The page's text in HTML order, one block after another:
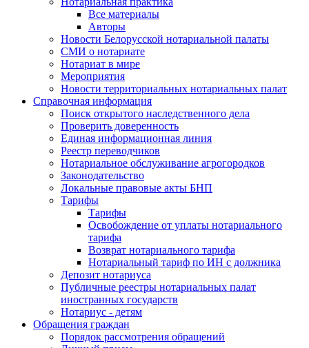
Все материалы
Авторы
Новости Белорусской нотариальной палаты
СМИ о нотариате
Нотариат в мире
Мероприятия
Новости территориальных нотариальных палат
Справочная информация
Поиск открытого наследственного дела
Проверить доверенность
Единая информационная линия
Реестр переводчиков
Нотариальное обслуживание агрогородков
Законодательство
Локальные правовые акты БНП
Тарифы
Тарифы
Освобождение от уплаты нотариального
тарифа
Возврат нотариального тарифа
Нотариальный тариф по ИН с должника
Депозит нотариуса
Публичные реестры нотариальных палат
иностранных государств
Нотариус - детям
Обращения граждан
Порядок рассмотрения обращений